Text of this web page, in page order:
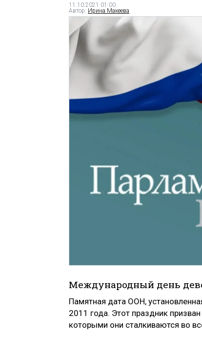
11.10.2021 01:00
Автор: Ирина Макеева
Международный день
Памятная дата ООН,
2011 года. Этот праздник
которыми они сталкиваются во